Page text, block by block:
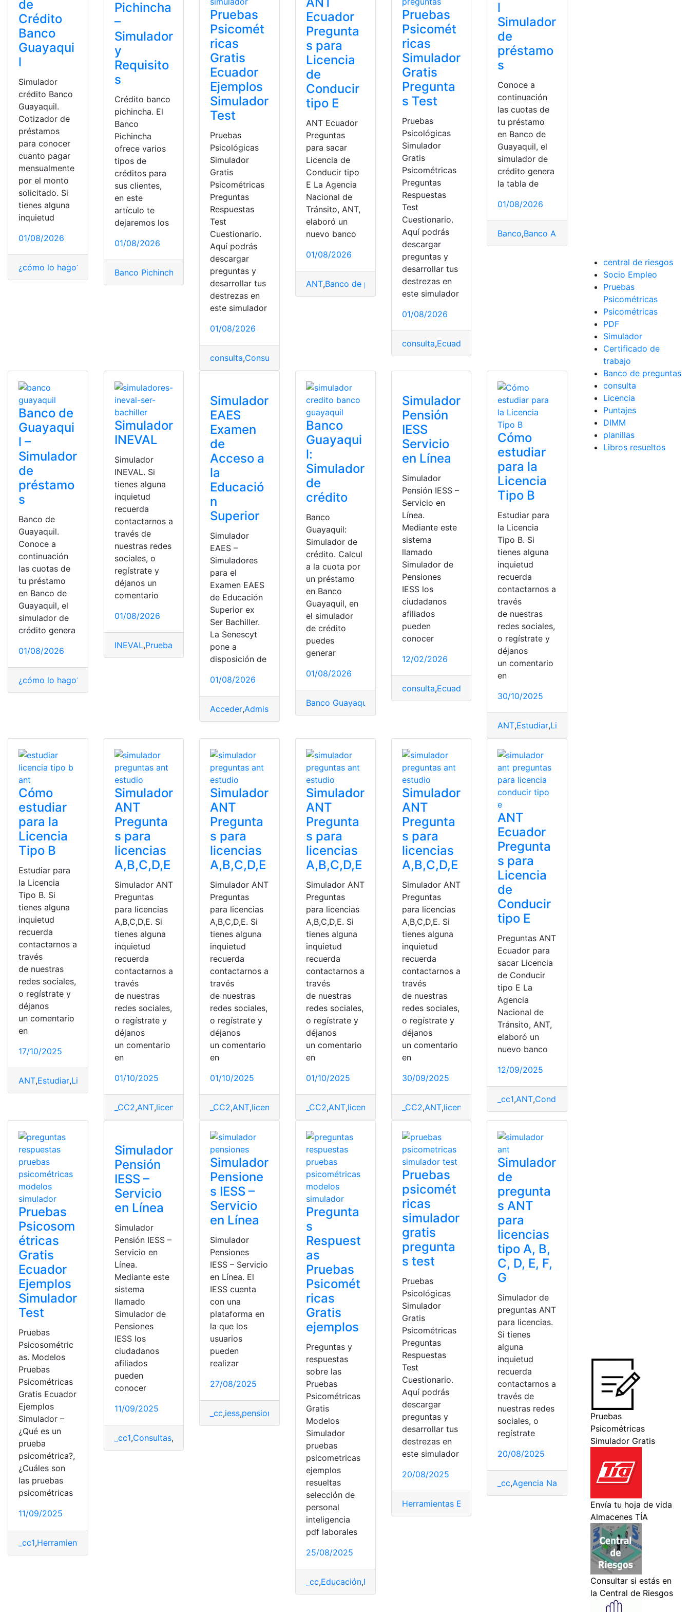
de
Crédito
Banco
Guayaqui
l
Simulador
crédito Banco
Guayaquil.
Cotizador de
préstamos
para conocer
cuanto pagar
mensualmente
por el monto
solicitado. Si
tienes alguna
inquietud
01/08/2026
¿cómo lo hago? Banco Guayaquil Crédito pasos a seguir,Simulador
Pichincha
–
Simulador
y
Requisito
s
Crédito banco
pichincha. El
Banco
Pichincha
ofrece varios
tipos de
créditos para
sus clientes,
en este
artículo te
dejaremos los
01/08/2026
Banco Pichincha Prestamos,Requisitos Servicio en linea,Simulador de crédito
Pruebas
Psicomét
ricas
Gratis
Ecuador
Ejemplos
Simulador
Test
Pruebas
Psicológicas
Simulador
Gratis
Psicométricas
Preguntas
Respuestas
Test
Cuestionario.
Aquí podrás
descargar
preguntas y
desarrollar tus
destrezas en
este simulador
01/08/2026
consulta,Consulta Online Herramientas
Ecuador
Pregunta
s para
Licencia
de
Conducir
tipo E
ANT Ecuador
Preguntas
para sacar
Licencia de
Conducir tipo
E La Agencia
Nacional de
Tránsito, ANT,
elaboró un
nuevo banco
01/08/2026
ANT,Banco de preguntas,Conducir Herramientas Ecuador licencia de conducir
Pruebas
Psicomét
ricas
Simulador
Gratis
Pregunta
s Test
Pruebas
Psicológicas
Simulador
Gratis
Psicométricas
Preguntas
Respuestas
Test
Cuestionario.
Aquí podrás
descargar
preguntas y
desarrollar tus
destrezas en
este simulador
01/08/2026
consulta,Ecuador Preguntas
l
Simulador
de
préstamo
s
Conoce a
continuación
las cuotas de
tu préstamo
en Banco de
Guayaquil, el
simulador de
crédito genera
la tabla de
01/08/2026
Banco,Banco Azteca
Banco de
Guayaqui
l –
Simulador
de
préstamo
s
Banco de
Guayaquil.
Conoce a
continuación
las cuotas de
tu préstamo
en Banco de
Guayaquil, el
simulador de
crédito genera
01/08/2026
¿cómo lo hago? pasos a seguir,Simulador
Simulador
INEVAL
Simulador
INEVAL. Si
tienes alguna
inquietud
recuerda
contactarnos a
través de
nuestras redes
sociales, o
regístrate y
déjanos un
comentario
01/08/2026
INEVAL,Pruebas Académicas,Simulador
Simulador
EAES
Examen
de
Acceso a
la
Educació
n
Superior
Simulador
EAES –
Simuladores
para el
Examen EAES
de Educación
Superior ex
Ser Bachiller.
La Senescyt
pone a
disposición de
01/08/2026
Acceder,Admisión consulta,EAES ,Ecuador
Banco
Guayaqui
l:
Simulador
de
crédito
Banco
Guayaquil:
Simulador de
crédito. Calcul
a la cuota por
un préstamo
en Banco
Guayaquil, en
el simulador
de crédito
puedes
generar
01/08/2026
Banco Guayaquil consulta,Consulta Online,Crédito, Simulador
Simulador
Pensión
IESS
Servicio
en Línea
Simulador
Pensión IESS –
Servicio en
Línea.
Mediante este
sistema
llamado
Simulador de
Pensiones
IESS los
ciudadanos
afiliados
pueden
conocer
12/02/2026
consulta,Ecuador
Cómo
estudiar
para la
Licencia
Tipo B
Estudiar para
la Licencia
Tipo B. Si
tienes alguna
inquietud
recuerda
contactarnos a
través
de nuestras
redes sociales,
o regístrate y
déjanos
un comentario
en
30/10/2025
ANT,Estudiar,Licencia
Cómo
estudiar
para la
Licencia
Tipo B
Estudiar para
la Licencia
Tipo B. Si
tienes alguna
inquietud
recuerda
contactarnos a
través
de nuestras
redes sociales,
o regístrate y
déjanos
un comentario
en
17/10/2025
ANT,Estudiar,Licencia Tipo B,Simulacro Simulador
Simulador
ANT
Pregunta
s para
licencias
A,B,C,D,E
Simulador ANT
Preguntas
para licencias
A,B,C,D,E. Si
tienes alguna
inquietud
recuerda
contactarnos a
través
de nuestras
redes sociales,
o regístrate y
déjanos
un comentario
en
01/10/2025
_CC2,ANT,licencias Preguntas,Simulador
Simulador
ANT
Pregunta
s para
licencias
A,B,C,D,E
Simulador ANT
Preguntas
para licencias
A,B,C,D,E. Si
tienes alguna
inquietud
recuerda
contactarnos a
través
de nuestras
redes sociales,
o regístrate y
déjanos
un comentario
en
01/10/2025
_CC2,ANT,licencias Preguntas,Simulador
Simulador
ANT
Pregunta
s para
licencias
A,B,C,D,E
Simulador ANT
Preguntas
para licencias
A,B,C,D,E. Si
tienes alguna
inquietud
recuerda
contactarnos a
través
de nuestras
redes sociales,
o regístrate y
déjanos
un comentario
en
01/10/2025
_CC2,ANT,licencias Preguntas,Simulador
Simulador
ANT
Pregunta
s para
licencias
A,B,C,D,E
Simulador ANT
Preguntas
para licencias
A,B,C,D,E. Si
tienes alguna
inquietud
recuerda
contactarnos a
través
de nuestras
redes sociales,
o regístrate y
déjanos
un comentario
en
30/09/2025
_CC2,ANT,licencias
ANT
Ecuador
Pregunta
s para
Licencia
de
Conducir
tipo E
Preguntas ANT
Ecuador para
sacar Licencia
de Conducir
tipo E La
Agencia
Nacional de
Tránsito, ANT,
elaboró un
nuevo banco
12/09/2025
_cc1,ANT,Conducir
Pruebas
Psicosom
étricas
Gratis
Ecuador
Ejemplos
Simulador
Test
Pruebas
Psicosométric
as. Modelos
Pruebas
Psicométricas
Gratis Ecuador
Ejemplos
Simulador –
¿Qué es un
prueba
psicométrica?,
¿Cuáles son
las pruebas
psicométricas
11/09/2025
_cc1,Herramientas Ecuador
Simulador
Pensión
IESS –
Servicio
en Línea
Simulador
Pensión IESS –
Servicio en
Línea.
Mediante este
sistema
llamado
Simulador de
Pensiones
IESS los
ciudadanos
afiliados
pueden
conocer
11/09/2025
_cc1,Consultas, iess,top1,top2
Simulador
Pensione
s IESS –
Servicio
en Línea
Simulador
Pensiones
IESS – Servicio
en Línea. El
IESS cuenta
con una
plataforma en
la que los
usuarios
pueden
realizar
27/08/2025
_cc,iess,pensiones Servicio en línea
Pregunta
s
Respuest
as
Pruebas
Psicomét
ricas
Gratis
ejemplos
Preguntas y
respuestas
sobre las
Pruebas
Psicométricas
Gratis
Modelos
Simulador
pruebas
psicometricas
ejemplos
resueltas
selección de
personal
inteligencia
pdf laborales
25/08/2025
_cc,Educación,Prueba Simulador,Trabajo,vocación
Pruebas
psicomét
ricas
simulador
gratis
pregunta
s test
Pruebas
Psicológicas
Simulador
Gratis
Psicométricas
Preguntas
Respuestas
Test
Cuestionario.
Aquí podrás
descargar
preguntas y
desarrollar tus
destrezas en
este simulador
20/08/2025
Herramientas Ecuador Psicométricas,Trabajo,
Simulador
de
pregunta
s ANT
para
licencias
tipo A, B,
C, D, E, F,
G
Simulador de
preguntas ANT
para licencias.
Si tienes
alguna
inquietud
recuerda
contactarnos a
través de
nuestras redes
sociales, o
regístrate
20/08/2025
_cc,Agencia Nacional de Tránsito,ANT
central de riesgos
Socio Empleo
Pruebas
Psicométricas
Psicométricas
PDF
Simulador
Certificado de
trabajo
Banco de preguntas
consulta
Licencia
Puntajes
DIMM
planillas
Libros resueltos